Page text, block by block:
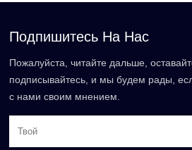
Подпишитесь На Нас
Пожалуйста, читайте дальше,
подписывайтесь, и мы будем рады,
с нами своим мнением.